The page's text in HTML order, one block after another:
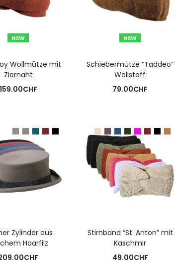
NEW
Wollmütze mit
Ziernaht
CHF
NEW
Schiebermütze “Taddeo”
Wollstoff
79.00CHF
Zylinder aus
Haarfilz
CHF
Stirnband “St. Anton” mit
Kaschmir
49.00CHF